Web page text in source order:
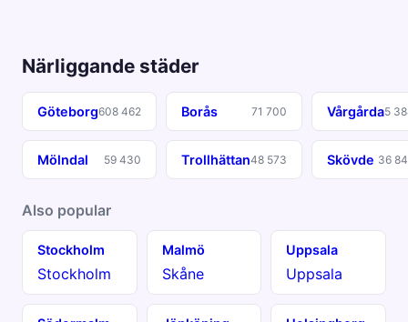
Närliggande städer
Göteborg608 462 Borås 71 700 Vårgårda5
Mölndal 59 430 Trollhättan48 573 Skövde 36
Also popular
Stockholm
Stockholm
Malmö
Skåne
Uppsala
Uppsala